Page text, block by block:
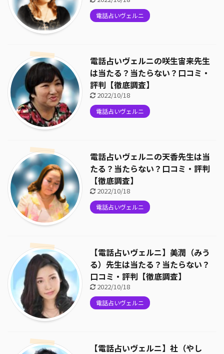
電話占いヴェルニ
電話占いヴェルニの咲生宙来先生
は当たる？当たらない？口コミ・
評判【徹底調査】
2022/10/18
電話占いヴェルニ
電話占いヴェルニの天香先生は当
たる？当たらない？口コミ・評判
【徹底調査】
2022/10/18
電話占いヴェルニ
【電話占いヴェルニ】美潤（みう
る）先生は当たる？当たらない？
口コミ・評判【徹底調査】
2022/10/18
電話占いヴェルニ
【電話占いヴェルニ】社（やし